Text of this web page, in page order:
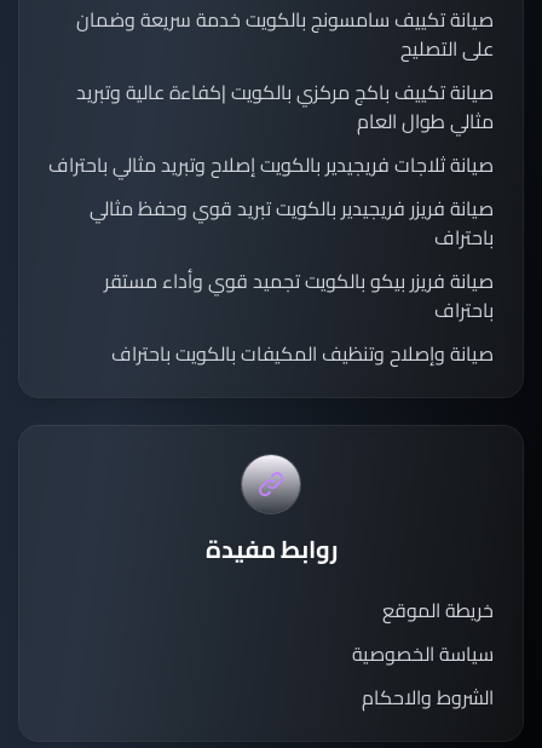
صيانة تكييف سامسونج بالكويت خدمة سريعة وضمان
على التصليح
صيانة تكييف باكج مركزي بالكويت |كفاءة عالية وتبريد
مثالي طوال العام
صيانة ثلاجات فريجيدير بالكويت إصلاح وتبريد مثالي باحتراف
صيانة فريزر فريجيدير بالكويت تبريد قوي وحفظ مثالي
باحتراف
صيانة فريزر بيكو بالكويت تجميد قوي وأداء مستقر
باحتراف
صيانة وإصلاح وتنظيف المكيفات بالكويت باحتراف
روابط مفيدة
خريطة الموقع
سياسة الخصوصية
الشروط والاحكام